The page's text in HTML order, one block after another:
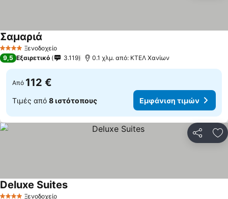
4 ΑστέριαΞενοδοχείο
Σαμαριά
9,5 Εξαιρετικό 3.119 0.1 χλμ. από: ΚΤΕΛ Χανίων
Από 112 €
Τιμές από 8 ιστότοπους Εμφάνιση τιμών
Ξενοδοχείο
Deluxe SuitesΕμφάνιση τιμών